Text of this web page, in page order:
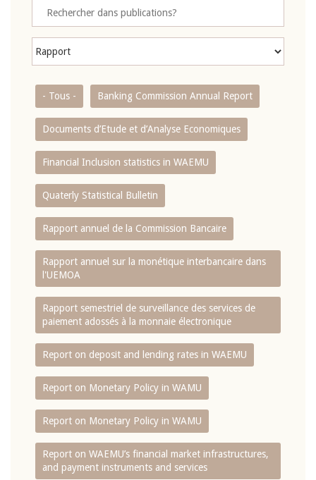
- Tous - Banking Commission Annual Report
Documents d’Etude et d’Analyse Economiques
Financial Inclusion statistics in WAEMU
Quaterly Statistical Bulletin
Rapport annuel de la Commission Bancaire
Rapport annuel sur la monétique interbancaire dans
l'UEMOA
Rapport semestriel de surveillance des services de
paiement adossés à la monnaie électronique
Report on deposit and lending rates in WAEMU
Report on Monetary Policy in WAMU
Report on Monetary Policy in WAMU
Report on WAEMU’s financial market infrastructures,
and payment instruments and services